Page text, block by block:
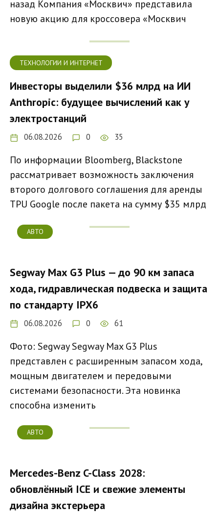
назад Компания «Москвич» представила
новую акцию для кроссовера «Москвич
ТЕХНОЛОГИИ И ИНТЕРНЕТ
Инвесторы выделили $36 млрд на ИИ
Anthropic: будущее вычислений как у
электростанций
06.08.2026 0 35
По информации Bloomberg, Blackstone
рассматривает возможность заключения
второго долгового соглашения для аренды
TPU Google после пакета на сумму $35 млрд
АВТО
Segway Max G3 Plus — до 90 км запаса
хода, гидравлическая подвеска и защита
по стандарту IPX6
06.08.2026 0 61
Фото: Segway Segway Max G3 Plus
представлен с расширенным запасом хода,
мощным двигателем и передовыми
системами безопасности. Эта новинка
способна изменить
АВТО
Mercedes-Benz C-Class 2028:
обновлённый ICE и свежие элементы
дизайна экстерьера